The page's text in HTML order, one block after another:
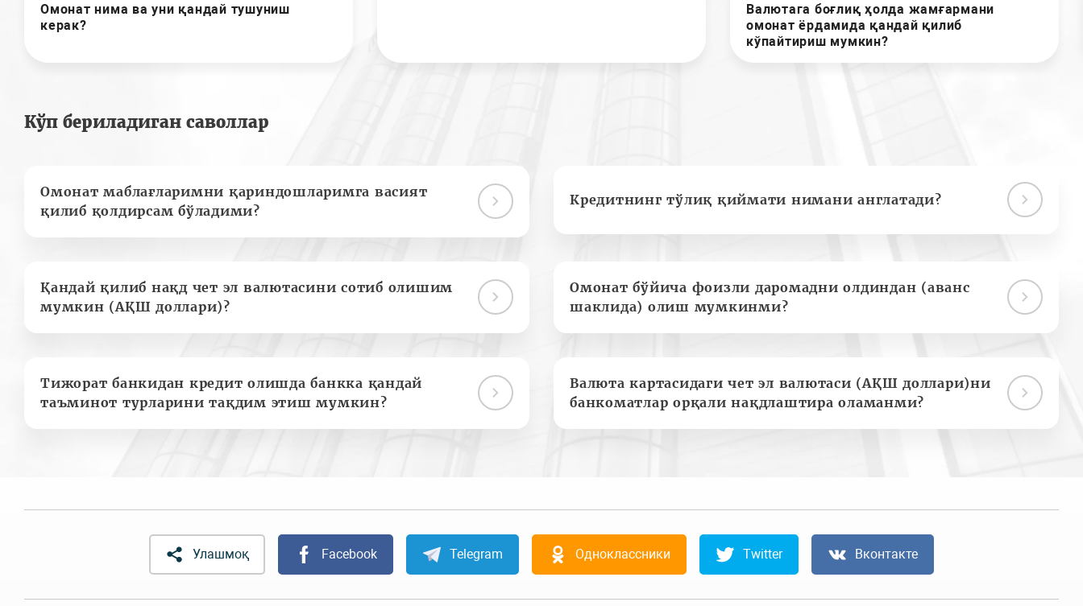
Омонат нима ва уни қандай тушуниш
керак?
Валютага боғлиқ ҳолда жамғармани
омонат ёрдамида қандай қилиб
кўпайтириш мумкин?
Кўп бериладиган саволлар
Омонат маблағларимни қариндошларимга васият
қилиб қолдирсам бўладими?
Кредитнинг тўлиқ қиймати нимани англатади?
Қандай қилиб нақд чет эл валютасини сотиб олишим
мумкин (АҚШ доллари)?
Омонат бўйича фоизли даромадни олдиндан (аванс
шаклида) олиш мумкинми?
Тижорат банкидан кредит олишда банкка қандай
таъминот турларини тақдим этиш мумкин?
Валюта картасидаги чет эл валютаси (АҚШ доллари)ни
банкоматлар орқали нақдлаштира оламанми?
Улашмоқ Facebook Telegram Одноклассники Twitter Вконтакте